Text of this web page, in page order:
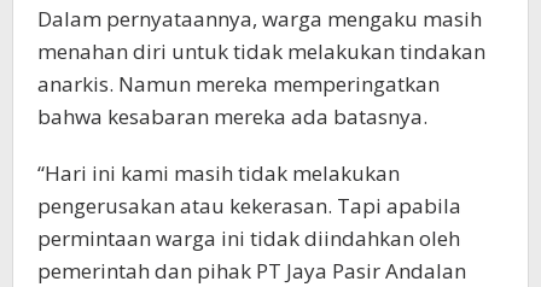
Dalam pernyataannya, warga mengaku masih
menahan diri untuk tidak melakukan tindakan
anarkis. Namun mereka memperingatkan
bahwa kesabaran mereka ada batasnya.
“Hari ini kami masih tidak melakukan
pengerusakan atau kekerasan. Tapi apabila
permintaan warga ini tidak diindahkan oleh
pemerintah dan pihak PT Jaya Pasir Andalan